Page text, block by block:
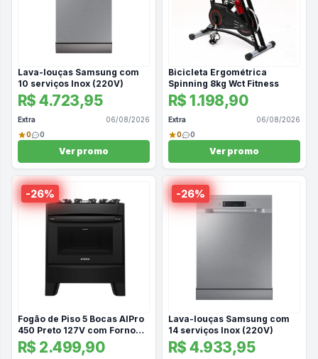
Lava-louças Samsung com
10 serviços Inox (220V)
R$ 4.723,95
Extra
06/08/2026
0
0
Ver promo
Bicicleta Ergométrica
Spinning 8kg Wct Fitness
R$ 1.198,90
Extra
06/08/2026
0
0
Ver promo
-26%
Fogão de Piso 5 Bocas AlPro
450 Preto 127V com Forno
Elétrico AirFryer - Realce
R$ 2.499,90
-26%
Lava-louças Samsung com
14 serviços Inox (220V)
R$ 4.933,95